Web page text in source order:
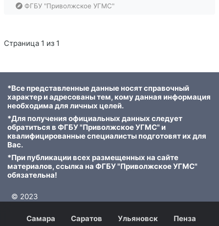
ФГБУ "Приволжское УГМС"
Страница 1 из 1
*Все представленные данные носят справочный
характер и адресованы тем, кому данная информация
необходима для личных целей.
*Для получения официальных данных следует
обратиться в ФГБУ "Приволжское УГМС" и
квалифицированные специалисты подготовят их для
Вас.
*При публикации всех размещенных на сайте
материалов, ссылка на ФГБУ "Приволжское УГМС"
обязательна!
© 2023
Самара Саратов Ульяновск Пенза